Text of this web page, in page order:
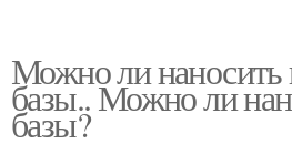
Можно ли наносить
базы.. Можно ли
базы?